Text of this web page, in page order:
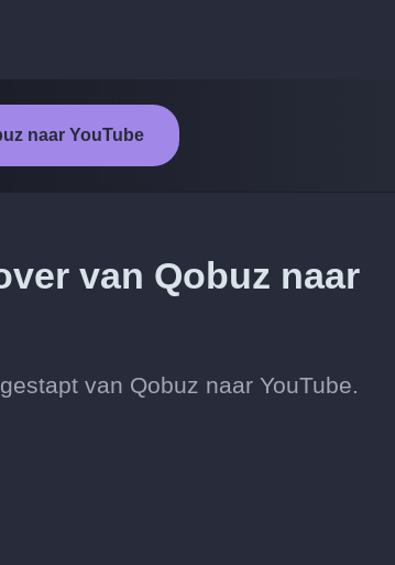
naar YouTube
van Qobuz naar
van Qobuz naar YouTube.